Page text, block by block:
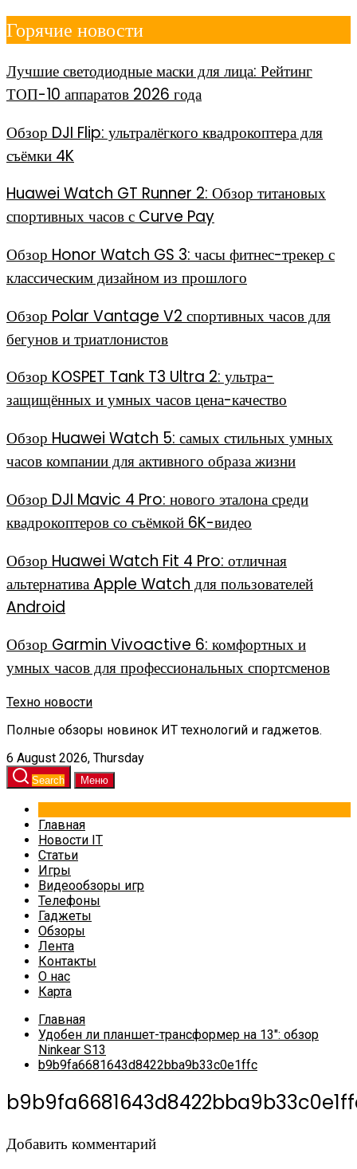
Перейти
к
Горячие новости
Лучшие светодиодные маски для лица: Рейтинг
ТОП-10 аппаратов 2026 года
Обзор DJI Flip: ультралёгкого квадрокоптера для
съёмки 4K
Huawei Watch GT Runner 2: Обзор титановых
спортивных часов с Curve Pay
Обзор Honor Watch GS 3: часы фитнес-трекер с
классическим дизайном из прошлого
Обзор Polar Vantage V2 спортивных часов для
бегунов и триатлонистов
Обзор KOSPET Tank T3 Ultra 2: ультра-
защищённых и умных часов цена-качество
Обзор Huawei Watch 5: самых стильных умных
часов компании для активного образа жизни
Обзор DJI Mavic 4 Pro: нового эталона среди
квадрокоптеров со съёмкой 6K-видео
Обзор Huawei Watch Fit 4 Pro: отличная
альтернатива Apple Watch для пользователей
Android
Обзор Garmin Vivoactive 6: комфортных и
умных часов для профессиональных спортсменов
Техно новости
Полные обзоры новинок ИТ технологий и гаджетов.
6 August 2026, Thursday
Search Меню
Главная
Новости IT
Статьи
Игры
Видеообзоры игр
Телефоны
Гаджеты
Обзоры
Лента
Контакты
О нас
Карта
Главная
Удобен ли планшет-трансформер на 13″: обзор
Ninkear S13
b9b9fa6681643d8422bba9b33c0e1ffc
Добавить комментарий